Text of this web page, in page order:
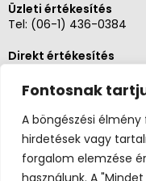
Fontosnak
A böngészési
hirdetések vagy
forgalom elemzése
használunk. A
Üzleti értékesítés
Tel: (06-1) 436-0384
Direkt értékesítés
Adminisztráció, Pénzügy
Tel: (06-1) 430-1930
Szerviz és karbantartás
Tel:(06-20) 326-8654